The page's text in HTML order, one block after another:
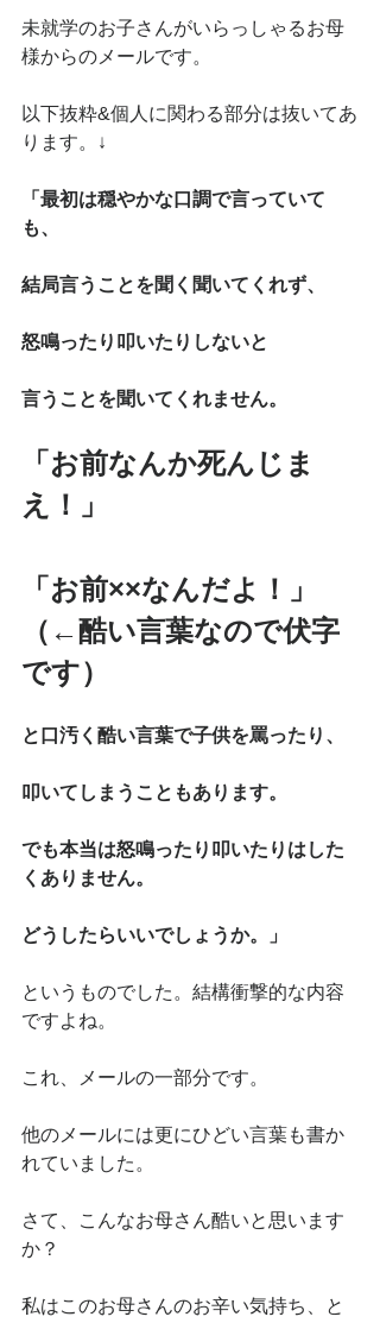
未就学のお子さんがいらっしゃるお母
様からのメールです。
以下抜粋&個人に関わる部分は抜いてあ
ります。↓
「最初は穏やかな口調で言っていて
も、
結局言うことを聞く聞いてくれず、
怒鳴ったり叩いたりしないと
言うことを聞いてくれません。
「お前なんか死んじま
え！」
「お前××なんだよ！」
（←酷い言葉なので伏字
です）
と口汚く酷い言葉で子供を罵ったり、
叩いてしまうこともあります。
でも本当は怒鳴ったり叩いたりはした
くありません。
どうしたらいいでしょうか。」
というものでした。結構衝撃的な内容
ですよね。
これ、メールの一部分です。
他のメールには更にひどい言葉も書か
れていました。
さて、こんなお母さん酷いと思います
か？
私はこのお母さんのお辛い気持ち、と